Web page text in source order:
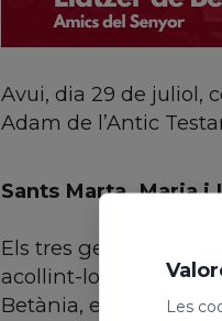
Avui, dia 29 de juliol,
Adam de l’Antic
Sants Marta, Maria i
Els tres germans
acollint-lo sovint a
Betània, en la
Les